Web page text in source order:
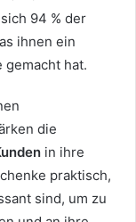
94 % der
ihnen ein
gemacht hat.
die
in ihre
praktisch,
sind, um zu